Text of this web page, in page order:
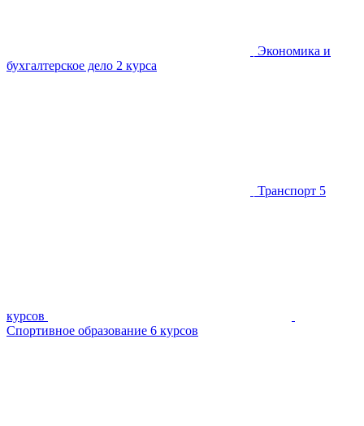
Экономика и
бухгалтерское дело 2 курса
Транспорт 5
курсов
Спортивное образование 6 курсов